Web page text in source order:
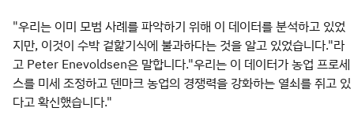
"우리는 이미 모범 사례를 파악하기 위해 이 데이터를 분석하고 있었
지만, 이것이 수박 겉핥기식에 불과하다는 것을 알고 있었습니다."라
고 Peter Enevoldsen은 말합니다."우리는 이 데이터가 농업 프로세
스를 미세 조정하고 덴마크 농업의 경쟁력을 강화하는 열쇠를 쥐고 있
다고 확신했습니다."